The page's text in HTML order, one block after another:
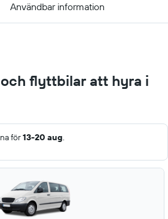
Användbar information
flyttbilar att hyra i
för13-20 aug.